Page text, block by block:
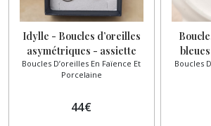
Idylle - Boucles d’oreilles
asymétriques - assiette
ancienne recyclée
Boucles D’oreilles En Faïence Et
Porcelaine
44€
Boucles